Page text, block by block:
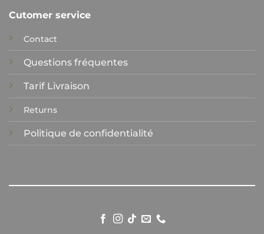
Cutomer service
Contact
Questions fréquentes
Tarif Livraison
Returns
Politique de confidentialité